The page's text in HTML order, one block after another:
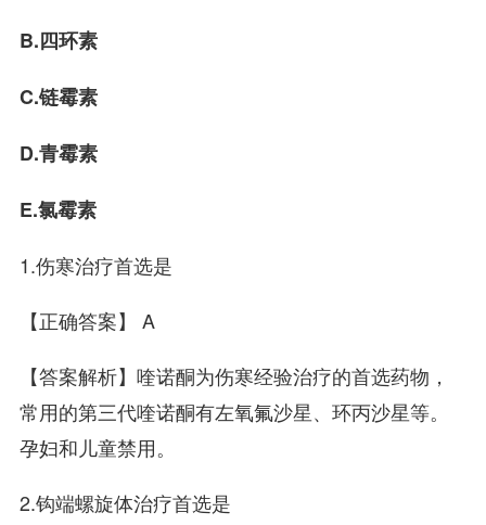
B.四环素
C.链霉素
D.青霉素
E.氯霉素
1.伤寒治疗首选是
【正确答案】 A
【答案解析】喹诺酮为伤寒经验治疗的首选药物，
常用的第三代喹诺酮有左氧氟沙星、环丙沙星等。
孕妇和儿童禁用。
2.钩端螺旋体治疗首选是